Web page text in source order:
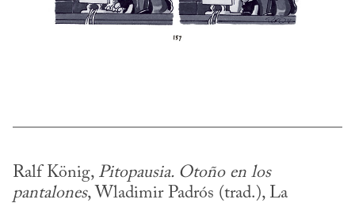
Ralf König, Pitopausia. Otoño en los
pantalones, Wladimir Padrós (trad.), La